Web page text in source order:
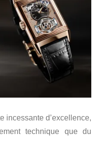
incessante d’excellence,
technique que du